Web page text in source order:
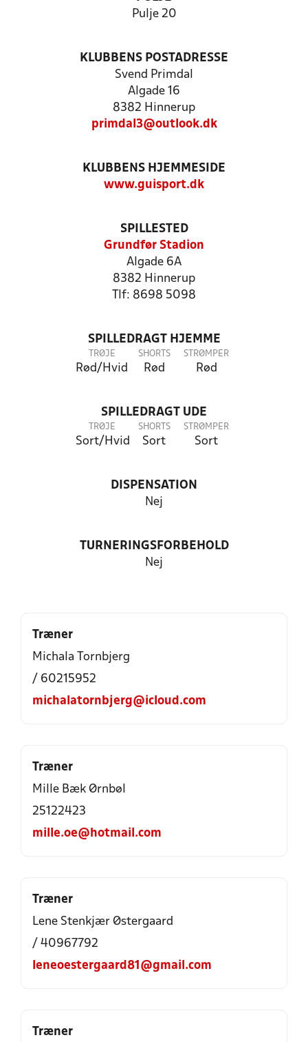
Pulje 20
KLUBBENS POSTADRESSE
Svend Primdal
Algade 16
8382 Hinnerup
primdal3@outlook.dk
KLUBBENS HJEMMESIDE
www.guisport.dk
SPILLESTED
Grundfør Stadion
Algade 6A
8382 Hinnerup
Tlf: 8698 5098
SPILLEDRAGT HJEMME
TRØJE
Rød/Hvid
SHORTS
Rød
STRØMPER
Rød
SPILLEDRAGT UDE
TRØJE
Sort/Hvid
SHORTS
Sort
STRØMPER
Sort
DISPENSATION
Nej
TURNERINGSFORBEHOLD
Nej
Træner
Michala Tornbjerg
/ 60215952
michalatornbjerg@icloud.com
Træner
Mille Bæk Ørnbøl
25122423
mille.oe@hotmail.com
Træner
Lene Stenkjær Østergaard
/ 40967792
leneoestergaard81@gmail.com
Træner